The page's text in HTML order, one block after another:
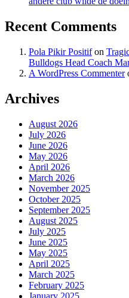
Recent Comments
Pola Pikir Positifon
Bulldogs Head Coach
A WordPress Commenter
Archives
August 2026
July 2026
June 2026
May 2026
April 2026
March 2026
November 2025
October 2025
September 2025
August 2025
July 2025
June 2025
May 2025
April 2025
March 2025
February 2025
January 2025